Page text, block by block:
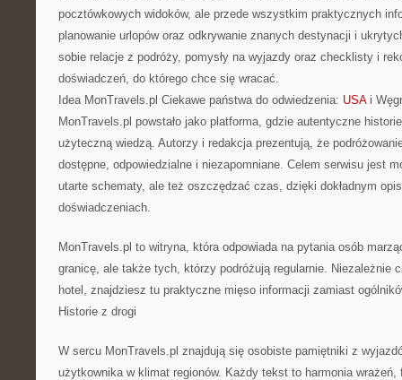
pocztówkowych widoków, ale przede wszystkim praktycznych
planowanie urlopów oraz odkrywanie znanych destynacji i
sobie relacje z podróży, pomysły na wyjazdy oraz checklisty i
doświadczeń, do którego chce się wracać.
Idea MonTravels.pl Ciekawe państwa do odwiedzenia: USAi
MonTravels.pl powstało jako platforma, gdzie autentyczne
użyteczną wiedzą. Autorzy i redakcja prezentują, że
dostępne, odpowiedzialne i niezapomniane. Celem serwisu jest
utarte schematy, ale też oszczędzać czas, dzięki dokładnym
doświadczeniach.
MonTravels.pl to witryna, która odpowiada na pytania osób
granicę, ale także tych, którzy podróżują regularnie. Niezależnie
hotel, znajdziesz tu praktyczne mięso informacji zamiast
Historie z drogi
W sercu MonTravels.pl znajdują się osobiste pamiętniki z
użytkownika w klimat regionów. Każdy tekst to harmonia